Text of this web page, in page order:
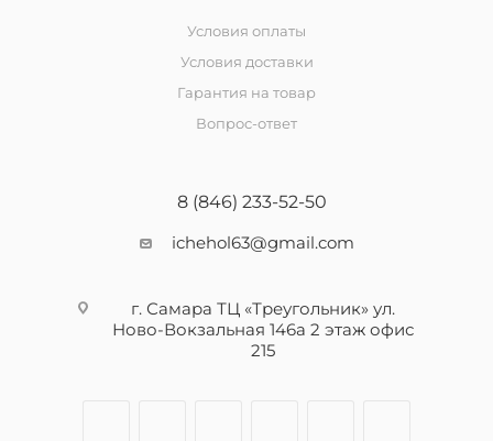
Условия оплаты
Условия доставки
Гарантия на товар
Вопрос-ответ
8 (846) 233-52-50
ichehol63@gmail.com
г. Самара ТЦ «Треугольник» ул.
Ново-Вокзальная 146а 2 этаж офис
215